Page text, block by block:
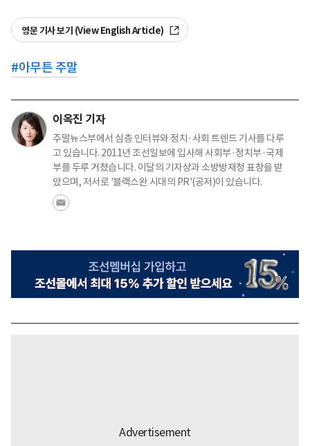
영문 기사 보기 (View English Article)
#아무튼 주말
이옥진 기자
주말뉴스부에서 심층 인터뷰와 정치·사회 트렌드 기사를 다루
고 있습니다. 2011년 조선일보에 입사해 사회부·정치부·국제
부를 두루 거쳤습니다. 이달의 기자상과 소방방재청 표창을 받
았으며, 저서로 '블랙스완 시대의 PR'(공저)이 있습니다.